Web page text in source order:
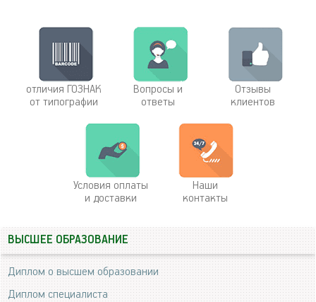
отличия ГОЗНАК
от типографии
Вопросы и
ответы
Отзывы
клиентов
Условия оплаты
и доставки
Наши
контакты
ВЫСШЕЕ ОБРАЗОВАНИЕ
Диплом о высшем образовании
Диплом специалиста